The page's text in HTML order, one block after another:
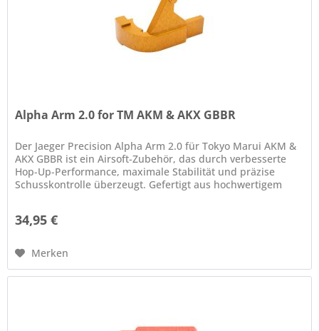
Alpha Arm 2.0 for TM AKM & AKX GBBR
Der Jaeger Precision Alpha Arm 2.0 für Tokyo Marui AKM &
AKX GBBR ist ein Airsoft-Zubehör, das durch verbesserte
Hop-Up-Performance, maximale Stabilität und präzise
Schusskontrolle überzeugt. Gefertigt aus hochwertigem
34,95 €
Merken